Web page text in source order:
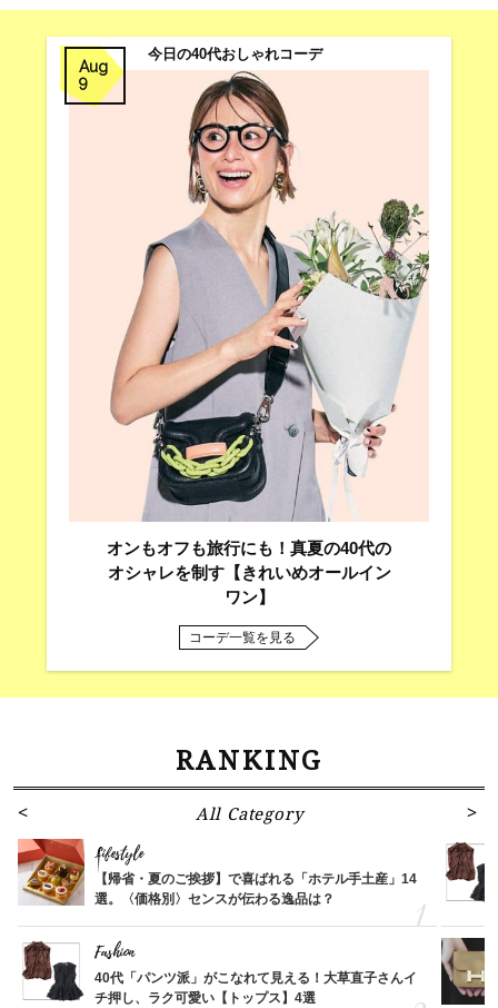
Aug
9
今日の40代おしゃれコーデ
オンもオフも旅行にも！真夏の40代の
オシャレを制す【きれいめオールイン
ワン】
コーデ一覧を見る
RANKING
All Category
Lifestyle
【帰省・夏のご挨拶】で喜ばれる「ホテル手土産」14
選。〈価格別〉センスが伝わる逸品は？
Fashion
40代「パンツ派」がこなれて見える！大草直子さんイ
チ押し、ラク可愛い【トップス】4選